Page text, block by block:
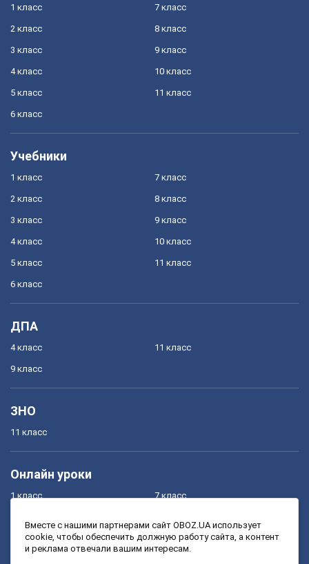
1 класс
2 класс
3 класс
4 класс
5 класс
6 класс
7 класс
8 класс
9 класс
10 класс
11 класс
Учебники
1 класс
2 класс
3 класс
4 класс
5 класс
6 класс
7 класс
8 класс
9 класс
10 класс
11 класс
ДПА
4 класс
9 класс
11 класс
ЗНО
11 класс
Онлайн уроки
1 класс
3 класс
7 класс
9 класс
Вместе с нашими партнерами сайт OBOZ.UA использует
cookie, чтобы обеспечить должную работу сайта, а контент
и реклама отвечали вашим интересам.